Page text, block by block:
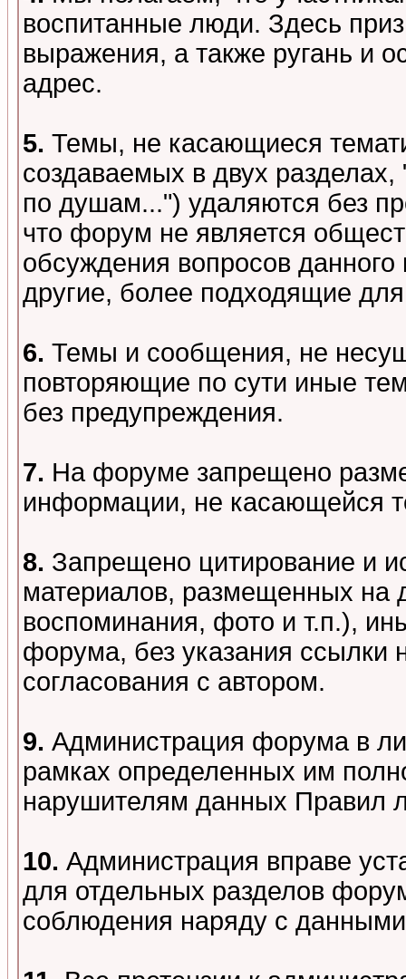
воспитанные люди. Здесь
выражения, а также ругань и
адрес.
5. Темы, не касающиеся
создаваемых в двух
по душам...") удаляются без
что форум не является
обсуждения вопросов данного
другие, более подходящие для
6. Темы и сообщения, не
повторяющие по сути иные
без предупреждения.
7. На форуме запрещено
информации, не касающейся
8. Запрещено цитирование и
материалов, размещенных на
воспоминания, фото и т.п.),
форума, без указания ссылки
согласования с автором.
9. Администрация форума в
рамках определенных им
нарушителям данных Правил
10. Администрация вправе
для отдельных разделов
соблюдения наряду с